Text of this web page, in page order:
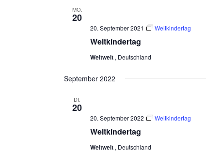
MO.
20
Weltkindertag
20. September 2021 Weltkindertag
Weltweit , Deutschland
September 2022
DI.
20
Weltkindertag
20. September 2022 Weltkindertag
Weltweit , Deutschland